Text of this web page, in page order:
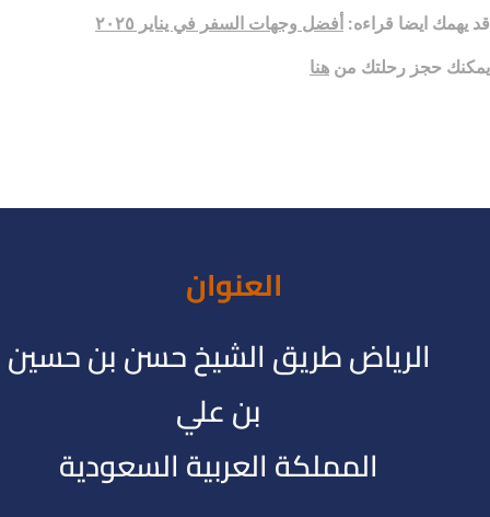
قد يهمك ايضا قراءه: أفضل وجهات السفر في يناير ٢٠٢٥
يمكنك حجز رحلتك من هنا
العنوان
الرياض طريق الشيخ حسن بن حسين
بن علي
المملكة العربية السعودية